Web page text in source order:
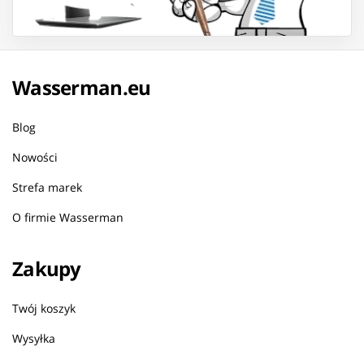
Wasserman.eu
Blog
Nowości
Strefa marek
O firmie Wasserman
Zakupy
Twój koszyk
Wysyłka